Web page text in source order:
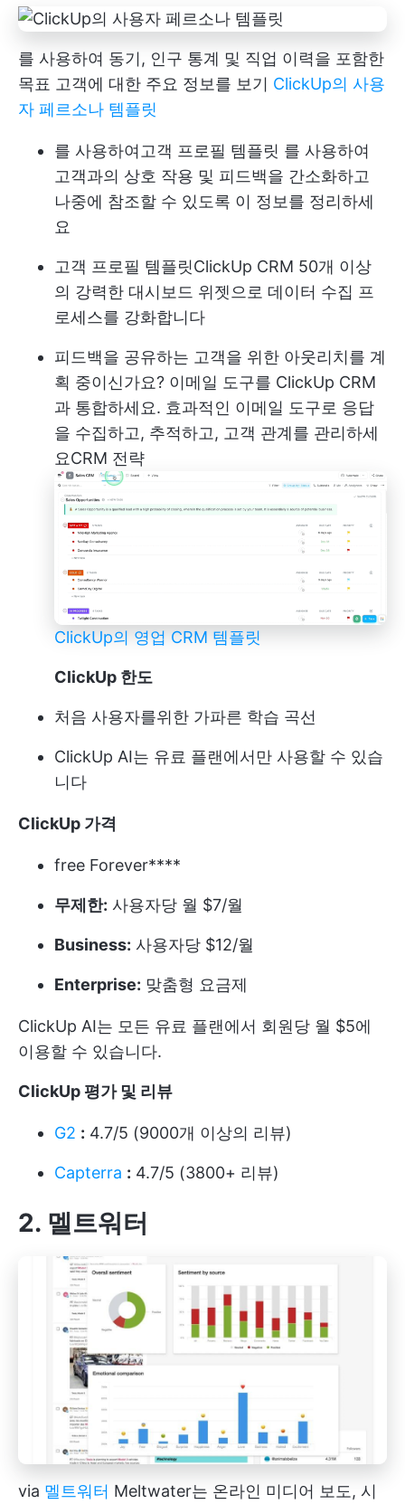
를 사용하여 동기, 인구 통계 및 직업 이력을 포함한
목표 고객에 대한 주요 정보를 보기 ClickUp의 사용
자 페르소나 템플릿
를 사용하여고객 프로필 템플릿 를 사용하여
고객과의 상호 작용 및 피드백을 간소화하고
나중에 참조할 수 있도록 이 정보를 정리하세
요
고객 프로필 템플릿ClickUp CRM 50개 이상
의 강력한 대시보드 위젯으로 데이터 수집 프
로세스를 강화합니다
피드백을 공유하는 고객을 위한 아웃리치를 계
획 중이신가요? 이메일 도구를 ClickUp CRM
과 통합하세요. 효과적인 이메일 도구로 응답
을 수집하고, 추적하고, 고객 관계를 관리하세
요CRM 전략
ClickUp의 영업 CRM 템플릿
ClickUp 한도
처음 사용자를위한 가파른 학습 곡선
ClickUp AI는 유료 플랜에서만 사용할 수 있습
니다
ClickUp 가격
free Forever****
무제한: 사용자당 월 $7/월
Business: 사용자당 $12/월
Enterprise: 맞춤형 요금제
ClickUp AI는 모든 유료 플랜에서 회원당 월 $5에
이용할 수 있습니다.
ClickUp 평가 및 리뷰
G2 : 4.7/5 (9000개 이상의 리뷰)
Capterra : 4.7/5 (3800+ 리뷰)
2. 멜트워터
via 멜트워터 Meltwater는 온라인 미디어 보도, 시